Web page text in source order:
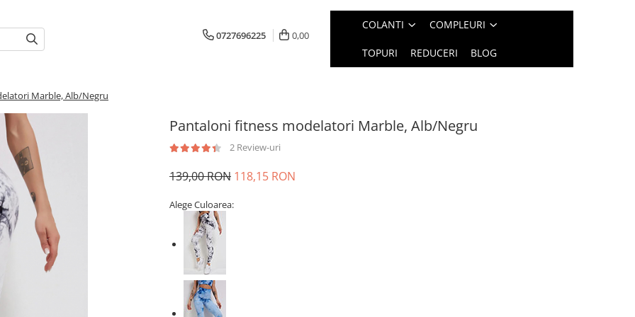
0727696225 0,00
COLANTI COMPLEURI
TOPURI REDUCERI BLOG
Marble, Alb/Negru
Pantaloni fitness modelatori Marble, Alb/Negru
2 Review-uri
139,00 RON 118,15 RON
Alege Culoarea: